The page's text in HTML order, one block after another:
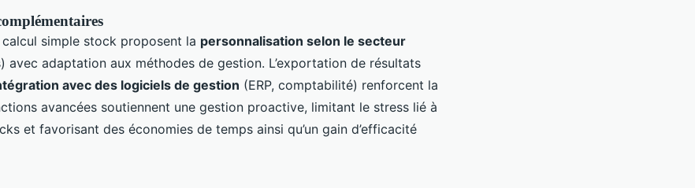
simple stock proposent la personnalisation selon le secteur
avec adaptation aux méthodes de gestion. L’exportation de résultats
avec des logiciels de gestion (ERP, comptabilité) renforcent la
avancées soutiennent une gestion proactive, limitant le stress lié à
et favorisant des économies de temps ainsi qu’un gain d’efficacité